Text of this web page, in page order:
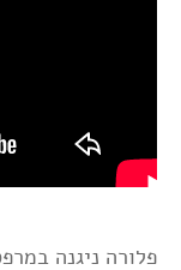
פלורה ניגנה